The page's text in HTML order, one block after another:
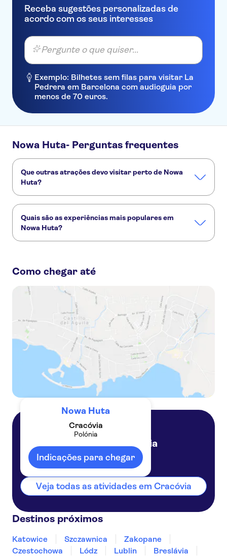
Receba sugestões personalizadas de
acordo com os seus interesses
Pergunte o que quiser...
Exemplo: Bilhetes sem filas para visitar La
Pedrera em Barcelona com audioguia por
menos de 70 euros.
Nowa Huta- Perguntas frequentes
Que outras atrações devo visitar perto de Nowa
Huta?
Museu Estatal de Auschwitz-Birkenau
Mina de sal de Wieliczka
Quais são as experiências mais populares em
Nowa Huta?
Visita guiada ao bairro Nowa Huta de Cracóvia
Como chegar até
Nowa Huta
Cracóvia
Polónia
Indicações para chegar
Cracóvia
Polónia
Veja todas as atividades em Cracóvia
Destinos próximos
Katowice Szczawnica
Zakopane
Czestochowa
Lódz Lublin
Breslávia